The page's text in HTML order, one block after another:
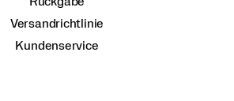
Versandrichtlinie
Kundenservice